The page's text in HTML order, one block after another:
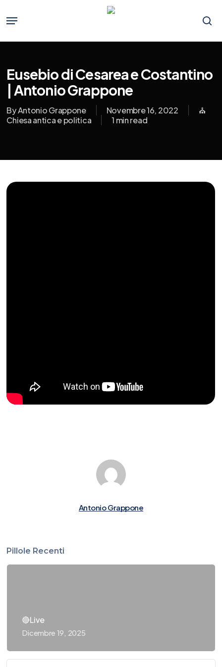
main
content
Menu
Eusebio di Cesarea e Costantino
| Antonio Grappone
ByAntonio Grappone Novembre 16, 2022
⛪️
Chiesa antica e politica
1 min read
Antonio Grappone
Pillole Recenti
🔴Live
Dicembre 19, 2025